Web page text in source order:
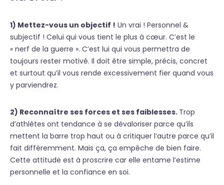
1) Mettez-vous un objectif ! Un vrai ! Personnel &
subjectif ! Celui qui vous tient le plus à cœur. C’est le
« nerf de la guerre ». C’est lui qui vous permettra de
toujours rester motivé. Il doit être simple, précis, concret
et surtout qu’il vous rende excessivement fier quand vous
y parviendrez.
2) Reconnaître ses forces et ses faiblesses. Trop
d’athlètes ont tendance à se dévaloriser parce qu’ils
mettent la barre trop haut ou à critiquer l’autre parce qu’il
fait différemment. Mais ça, ça empêche de bien faire.
Cette attitude est à proscrire car elle entame l’estime
personnelle et la confiance en soi.